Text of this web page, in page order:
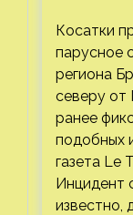
Косатки
парусное
региона
северу от
ранее
подобных
газета Le
Инцидент
известно,